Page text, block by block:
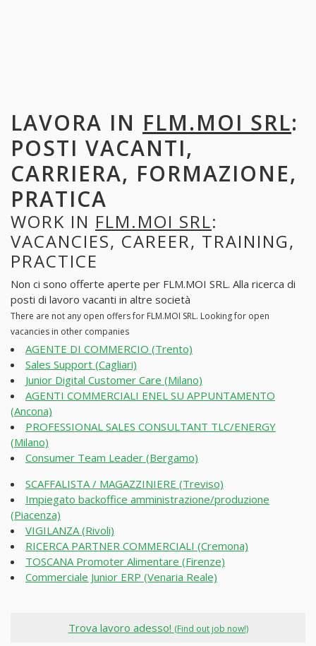
LAVORA IN FLM.MOI SRL:
POSTI VACANTI,
CARRIERA, FORMAZIONE,
PRATICA
WORK IN FLM.MOI SRL:
VACANCIES, CAREER, TRAINING,
PRACTICE
Non ci sono offerte aperte per FLM.MOI SRL. Alla ricerca di
posti di lavoro vacanti in altre società
There are not any open offers for FLM.MOI SRL. Looking for open
vacancies in other companies
AGENTE DI COMMERCIO (Trento)
Sales Support (Cagliari)
Junior Digital Customer Care (Milano)
AGENTI COMMERCIALI ENEL SU APPUNTAMENTO
(Ancona)
PROFESSIONAL SALES CONSULTANT TLC/ENERGY
(Milano)
Consumer Team Leader (Bergamo)
SCAFFALISTA / MAGAZZINIERE (Treviso)
Impiegato backoffice amministrazione/produzione
(Piacenza)
VIGILANZA (Rivoli)
RICERCA PARTNER COMMERCIALI (Cremona)
TOSCANA Promoter Alimentare (Firenze)
Commerciale Junior ERP (Venaria Reale)
Trova lavoro adesso! (Find out job now!)